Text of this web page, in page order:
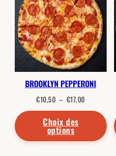
BROOKLYN PEPPERONI
€10,50 – €17,00Plage
de
prix :
€10,50
Choix des
options